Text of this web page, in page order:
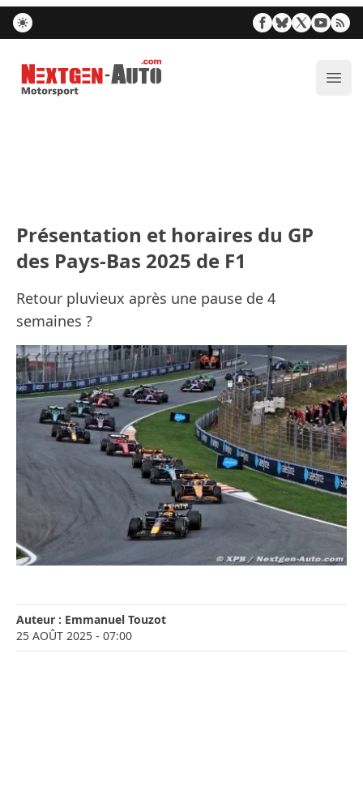
Nextgen-Auto.com
Présentation et horaires du GP
des Pays-Bas 2025 de F1
Retour pluvieux après une pause de 4
semaines ?
Auteur : Emmanuel Touzot
25 AOÛT 2025 - 07:00